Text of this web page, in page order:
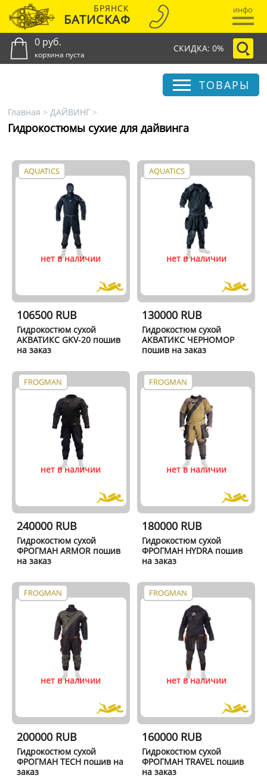
БРЯНСК
БАТИСКАФ
инфо
0 руб.
корзина пуста
СКИДКА: 0%
ТОВАРЫ
Главная > ДАЙВИНГ >
Гидрокостюмы сухие для дайвинга
AQUATICS
нет в наличии
106500 RUB
Гидрокостюм сухой
АКВАТИКС GKV-20 пошив
на заказ
AQUATICS
нет в наличии
130000 RUB
Гидрокостюм сухой
АКВАТИКС ЧЕРНОМОР
пошив на заказ
FROGMAN
нет в наличии
240000 RUB
Гидрокостюм сухой
ФРОГМАН ARMOR пошив
на заказ
FROGMAN
нет в наличии
180000 RUB
Гидрокостюм сухой
ФРОГМАН HYDRA пошив
на заказ
FROGMAN
нет в наличии
200000 RUB
Гидрокостюм сухой
ФРОГМАН TECH пошив на
заказ
FROGMAN
нет в наличии
160000 RUB
Гидрокостюм сухой
ФРОГМАН TRAVEL пошив
на заказ